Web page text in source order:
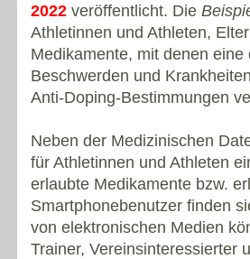
2022 veröffentlicht. Die
Athletinnen und Athleten,
Medikamente, mit denen
Beschwerden und
Anti-Doping-Bestimmungen
Neben der Medizinischen
für Athletinnen und Athleten
erlaubte Medikamente bzw.
Smartphonebenutzer finden
von elektronischen Medien
Trainer, Vereinsinteressierter